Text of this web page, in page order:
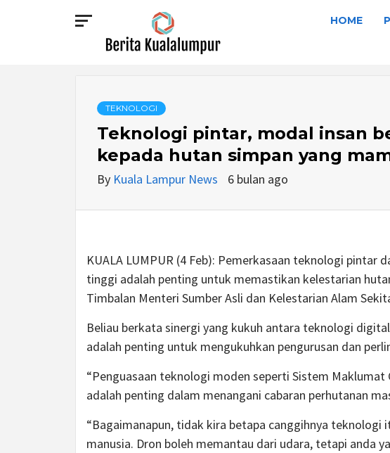
BERITA
KUALALUMPUR
HOME
TEKNOLOGI
Teknologi pintar, modal insan
kepada hutan simpan yang
By Kuala Lampur News 6 bulan ago
KUALA LUMPUR (4 Feb): Pemerkasaan teknologi pintar
tinggi adalah penting untuk memastikan kelestarian
Timbalan Menteri Sumber Asli dan Kelestarian Alam
Beliau berkata sinergi yang kukuh antara teknologi
adalah penting untuk mengukuhkan pengurusan dan
“Penguasaan teknologi moden seperti Sistem Maklumat
adalah penting dalam menangani cabaran perhutanan
“Bagaimanapun, tidak kira betapa canggihnya teknologi
manusia. Dron boleh memantau dari udara, tetapi anda